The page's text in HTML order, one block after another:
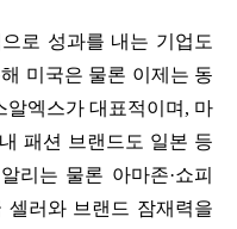
로 성과를 내는 기업도
미국은 물론 이제는 동
알엑스가 대표적이며, 마
패션 브랜드도 일본 등
리는 물론 아마존·쇼피
러와 브랜드 잠재력을